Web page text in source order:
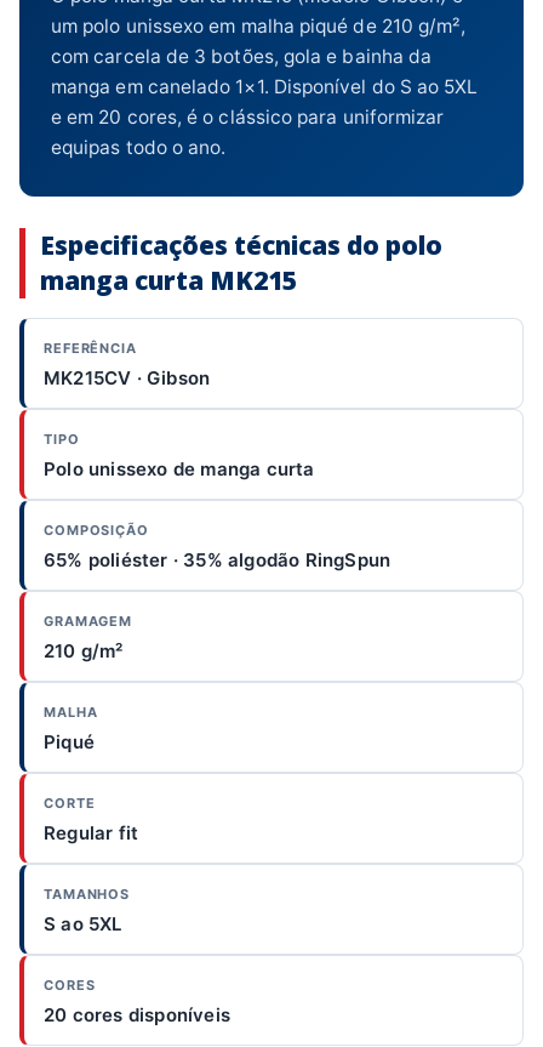
um polo unissexo em malha piqué de 210 g/m²,
com carcela de 3 botões, gola e bainha da
manga em canelado 1×1. Disponível do S ao 5XL
e em 20 cores, é o clássico para uniformizar
equipas todo o ano.
Especificações técnicas do polo
manga curta MK215
REFERÊNCIA
MK215CV · Gibson
TIPO
Polo unissexo de manga curta
COMPOSIÇÃO
65% poliéster · 35% algodão RingSpun
GRAMAGEM
210 g/m²
MALHA
Piqué
CORTE
Regular fit
TAMANHOS
S ao 5XL
CORES
20 cores disponíveis